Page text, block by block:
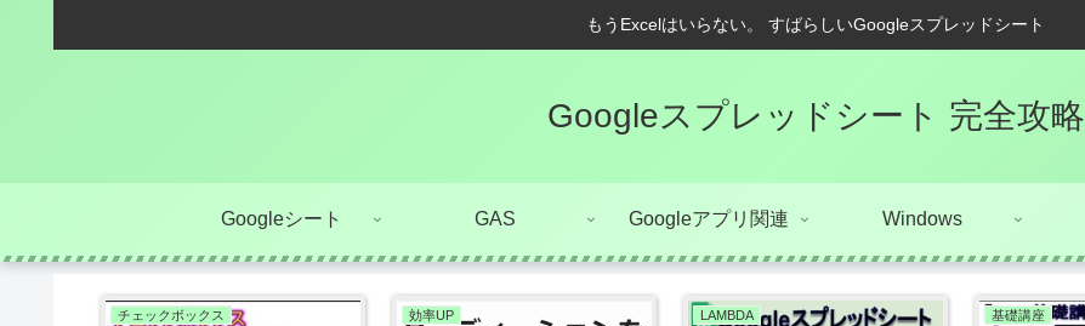
もうExcelはいらない。 すばらしいGoogleスプレッドシート
Googleスプレッドシート 完全攻略
Googleシート GAS Googleアプリ関連 Windows
チェックボックス 効率UP LAMBDA 基礎講座